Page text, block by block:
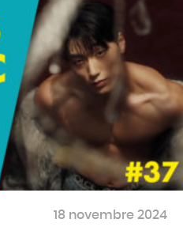
18 novembre 2024